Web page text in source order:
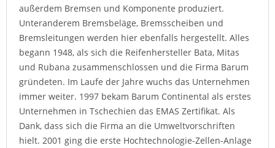
außerdem Bremsen und Komponente produziert.
Unteranderem Bremsbeläge, Bremsscheiben und
Bremsleitungen werden hier ebenfalls hergestellt. Alles
begann 1948, als sich die Reifenhersteller Bata, Mitas
und Rubana zusammenschlossen und die Firma Barum
gründeten. Im Laufe der Jahre wuchs das Unternehmen
immer weiter. 1997 bekam Barum Continental als erstes
Unternehmen in Tschechien das EMAS Zertifikat. Als
Dank, dass sich die Firma an die Umweltvorschriften
hielt. 2001 ging die erste Hochtechnologie-Zellen-Anlage